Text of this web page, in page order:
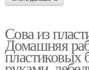
Сова из
Домашняя
пластиковых